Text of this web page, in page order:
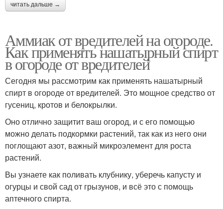
читать дальше →
Аммиак от вредителей на огороде.
Как применять нашатырный спирт
в огороде от вредителей
Сегодня мы рассмотрим как применять нашатырный
спирт в огороде от вредителей. Это мощное средство от
гусениц, кротов и белокрылки.
Оно отлично защитит ваш огород, и с его помощью
можно делать подкормки растений, так как из него они
поглощают азот, важный микроэлемент для роста
растений.
Вы узнаете как поливать клубнику, уберечь капусту и
огурцы и свой сад от грызунов, и всё это с помощь
аптечного спирта.